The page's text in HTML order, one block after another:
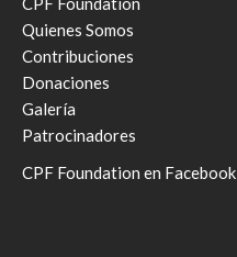
Quienes Somos
Contribuciones
Donaciones
Galería
Patrocinadores
CPF Foundation en Facebook